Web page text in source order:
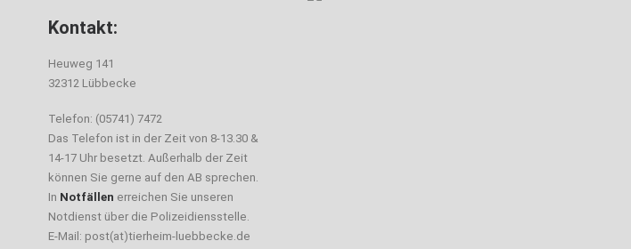
Kontakt:
Heuweg 141
32312 Lübbecke
Telefon: (05741) 7472
Das Telefon ist in der Zeit von 8-13.30 &
14-17 Uhr besetzt. Außerhalb der Zeit
können Sie gerne auf den AB sprechen.
In Notfällen erreichen Sie unseren
Notdienst über die Polizeidiensstelle.
E-Mail: post(at)tierheim-luebbecke.de